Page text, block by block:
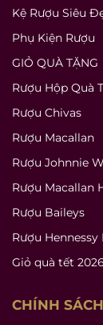
Kệ Rượu Siêu
Phụ Kiện Rượu
GIỎ QUÀ TẶNG
Rượu Hộp Quà
Rượu Chivas
Rượu Macallan
Rượu Johnnie
Rượu Macallan
Rượu Baileys
Rượu Hennessy
Giỏ quà tết 2026
CHÍNH